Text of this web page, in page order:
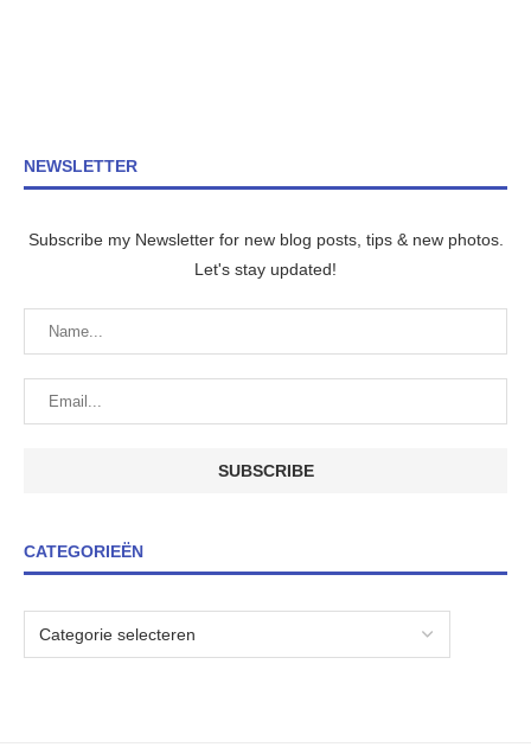
NEWSLETTER
Subscribe my Newsletter for new blog posts, tips & new photos.
Let's stay updated!
CATEGORIEËN